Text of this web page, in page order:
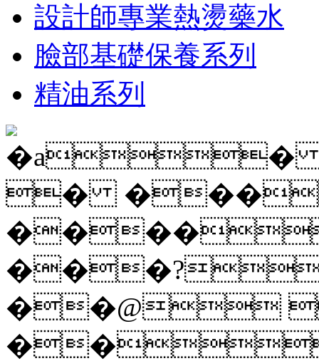
設計師專業熱燙藥水
臉部基礎保養系列
精油系列
�
��@